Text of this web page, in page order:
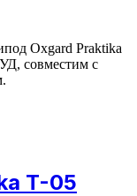
Oxgard Praktika
совместим с
T-05